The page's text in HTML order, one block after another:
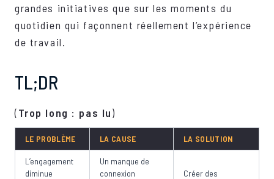
grandes initiatives que sur les moments du
quotidien qui façonnent réellement l’expérience
de travail.
TL;DR
(Trop long : pas lu)
LE PROBLÈME LA CAUSE LA SOLUTION
L’engagement
diminue
Un manque de
connexion
Créer des